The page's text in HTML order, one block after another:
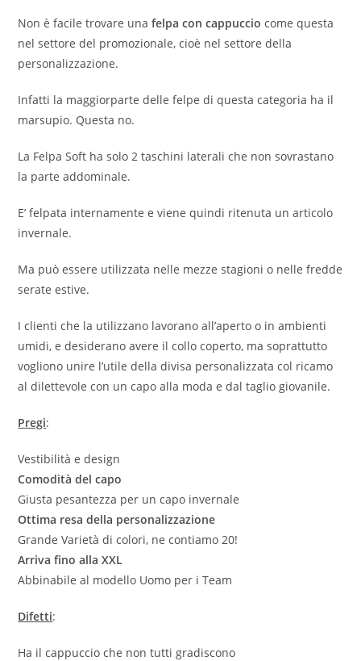
Non è facile trovare unafelpa con cappuccio come questa
nel settore del promozionale, cioè nel settore della
personalizzazione.
Infatti la maggiorparte delle felpe di questa categoria ha il
marsupio. Questa no.
La Felpa Soft ha solo 2 taschini laterali che non sovrastano
la parte addominale.
E’ felpata internamente e viene quindi ritenuta un articolo
invernale.
Ma può essere utilizzata nelle mezze stagioni o nelle fredde
serate estive.
I clienti che la utilizzano lavorano all’aperto o in ambienti
umidi, e desiderano avere il collo coperto, ma soprattutto
vogliono unire l’utile della divisa personalizzata col ricamo
al dilettevole con un capo alla moda e dal taglio giovanile.
Pregi:
Vestibilità e design
Comodità del capo
Giusta pesantezza per un capo invernale
Ottima resa della personalizzazione
Grande Varietà di colori, ne contiamo 20!
Arriva fino alla XXL
Abbinabile al modello Uomo per i Team
Difetti:
Ha il cappuccio che non tutti gradiscono